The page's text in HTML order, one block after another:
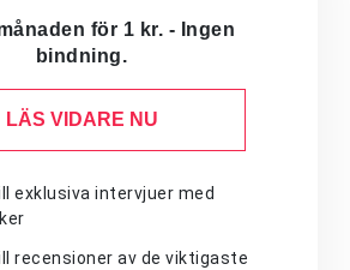
för 1 kr. - Ingen
bindning.
LÄS VIDARE NU
exklusiva intervjuer med
recensioner av de viktigaste